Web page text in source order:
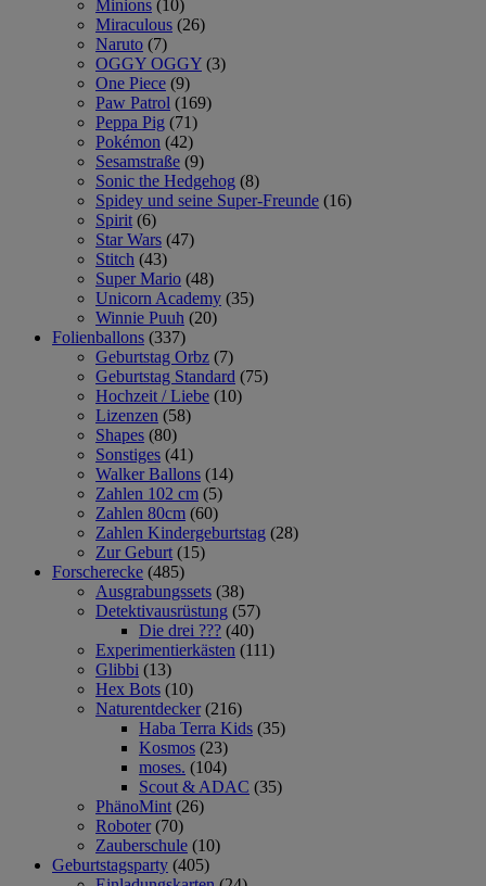
Minions (10)
Miraculous (26)
Naruto (7)
OGGY OGGY (3)
One Piece (9)
Paw Patrol (169)
Peppa Pig (71)
Pokémon (42)
Sesamstraße (9)
Sonic the Hedgehog (8)
Spidey und seine Super-Freunde (16)
Spirit (6)
Star Wars (47)
Stitch (43)
Super Mario (48)
Unicorn Academy (35)
Winnie Puuh (20)
Folienballons (337)
Geburtstag Orbz (7)
Geburtstag Standard (75)
Hochzeit / Liebe (10)
Lizenzen (58)
Shapes (80)
Sonstiges (41)
Walker Ballons (14)
Zahlen 102 cm (5)
Zahlen 80cm (60)
Zahlen Kindergeburtstag (28)
Zur Geburt (15)
Forscherecke (485)
Ausgrabungssets (38)
Detektivausrüstung (57)
Die drei ??? (40)
Experimentierkästen (111)
Glibbi (13)
Hex Bots (10)
Naturentdecker (216)
Haba Terra Kids (35)
Kosmos (23)
moses. (104)
Scout & ADAC (35)
PhänoMint (26)
Roboter (70)
Zauberschule (10)
Geburtstagsparty (405)